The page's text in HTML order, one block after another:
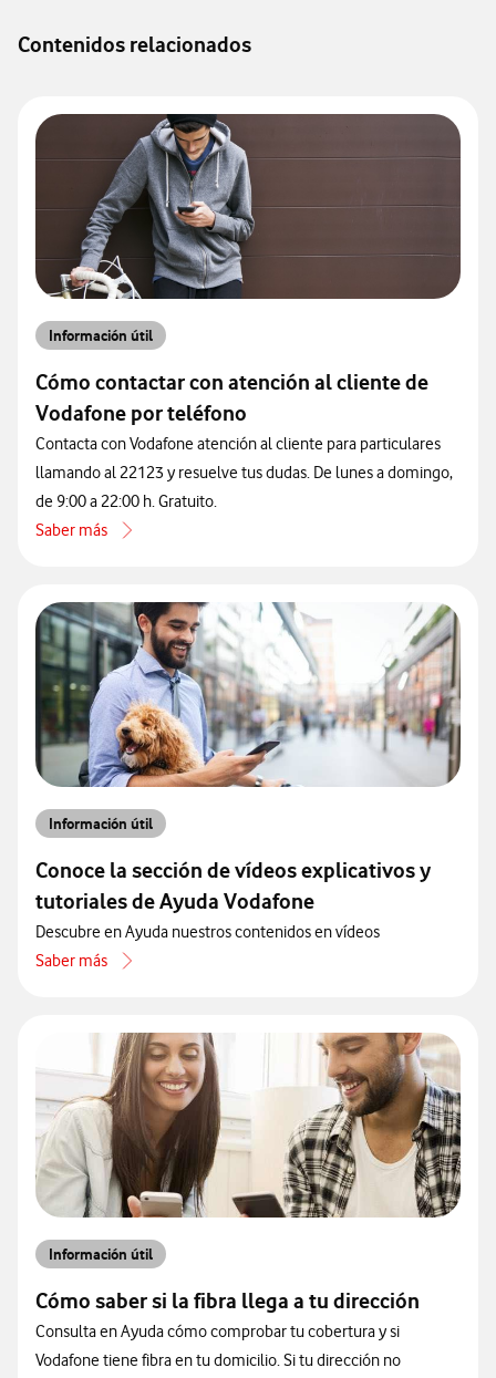
Contenidos relacionados
Información útil
Cómo contactar con atención al cliente de
Vodafone por teléfono
Contacta con Vodafone atención al cliente para particulares
llamando al 22123 y resuelve tus dudas. De lunes a domingo,
de 9:00 a 22:00 h. Gratuito.
Saber más
acerca de Cómo contactar con atención al cliente de Vodafone
Información útil
Conoce la sección de vídeos explicativos y
tutoriales de Ayuda Vodafone
Descubre en Ayuda nuestros contenidos en vídeos
Saber más
acerca de Conoce la sección de vídeos explicativos y tutoriales de
Información útil
Cómo saber si la fibra llega a tu dirección
Consulta en Ayuda cómo comprobar tu cobertura y si
Vodafone tiene fibra en tu domicilio. Si tu dirección no